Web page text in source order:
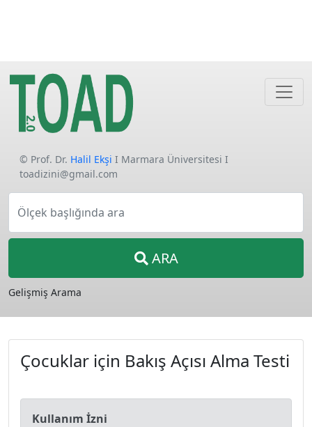
© Prof. Dr. Halil Ekşi I Marmara Üniversitesi I
toadizini@gmail.com
Ölçek başlığında ara
ARA
Gelişmiş Arama
Çocuklar için Bakış Açısı Alma Testi
Kullanım İzni